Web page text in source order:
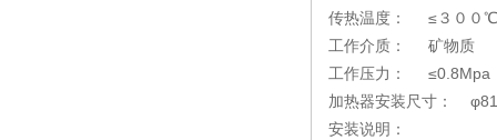
传热温度： ≤３００℃
工作介质： 矿物质
工作压力： ≤0.8Mpa
加热器安装尺寸：
安装说明：